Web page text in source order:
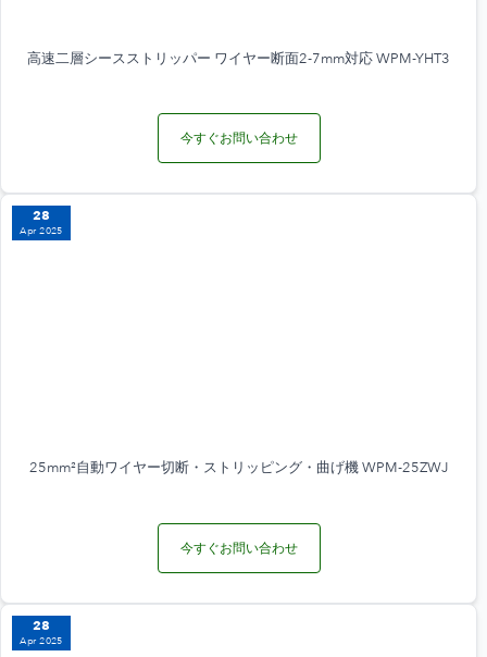
高速二層シースストリッパー ワイヤー断面2-7mm対応 WPM-YHT3
今すぐお問い合わせ
28
Apr 2025
25mm²自動ワイヤー切断・ストリッピング・曲げ機 WPM-25ZWJ
今すぐお問い合わせ
28
Apr 2025